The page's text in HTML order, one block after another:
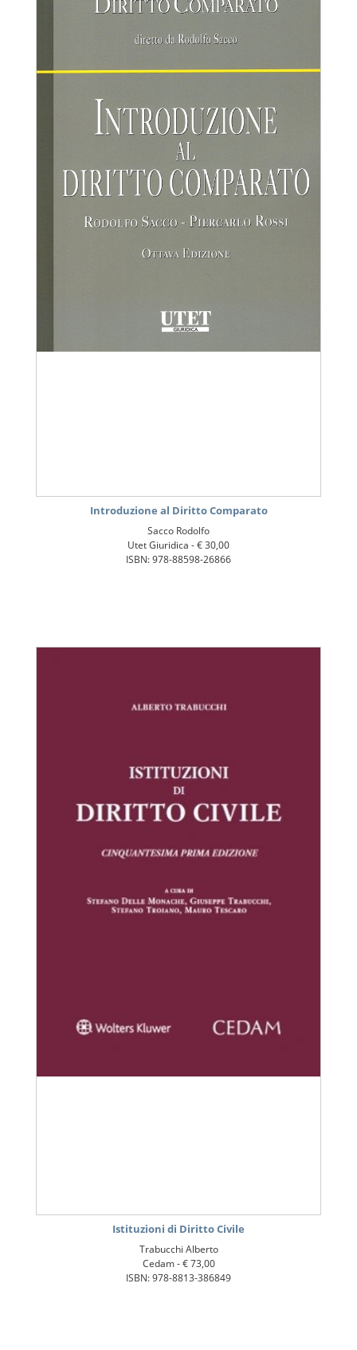
Introduzione al Diritto Comparato
Sacco Rodolfo
Utet Giuridica -€ 30,00
ISBN: 978-88598-26866
Istituzioni di Diritto Civile
Trabucchi Alberto
Cedam -€ 73,00
ISBN: 978-8813-386849